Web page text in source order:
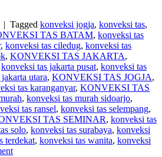
| Tagged konveksi jogja, konveksi tas,
TAS BATAM, konveksi tas
, konveksi tas ciledug, konveksi tas
, KONVEKSI TAS JAKARTA,
konveksi tas jakarta pusat, konveksi tas
utara, KONVEKSI TAS JOGJA,
tas karanganyar, KONVEKSI TAS
, konveksi tas murah sidoarjo,
tas ransel, konveksi tas selempang,
TAS SEMINAR, konveksi tas
solo, konveksi tas surabaya, konveksi
terdekat, konveksi tas wanita, konveksi